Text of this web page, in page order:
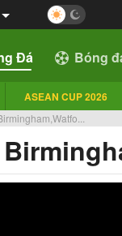
Đá Bóng
ASEAN CUP 2026